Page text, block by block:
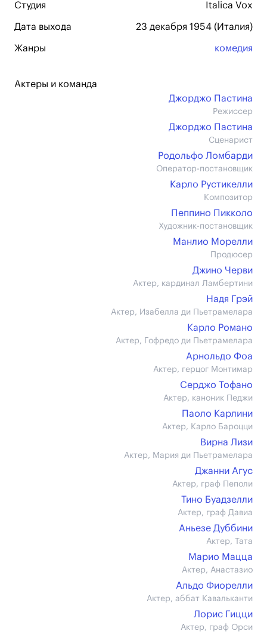
Студия Italica Vox
Дата выхода 23 декабря 1954 (Италия)
Жанры комедия
Актеры и команда
Джорджо Пастина
Режиссер
Джорджо Пастина
Сценарист
Родольфо Ломбарди
Оператор-постановщик
Карло Рустикелли
Композитор
Пеппино Пикколо
Художник-постановщик
Манлио Морелли
Продюсер
Джино Черви
Актер, кардинал Ламбертини
Надя Грэй
Актер, Изабелла ди Пьетрамелара
Карло Романо
Актер, Гофредо ди Пьетрамелара
Арнольдо Фоа
Актер, герцог Монтимар
Серджо Тофано
Актер, каноник Педжи
Паоло Карлини
Актер, Карло Бароцци
Вирна Лизи
Актер, Мария ди Пьетрамелара
Джанни Агус
Актер, граф Пеполи
Тино Буадзелли
Актер, граф Давиа
Аньезе Дуббини
Актер, Тата
Марио Мацца
Актер, Анастазио
Альдо Фиорелли
Актер, аббат Кавальканти
Лорис Гицци
Актер, граф Орси